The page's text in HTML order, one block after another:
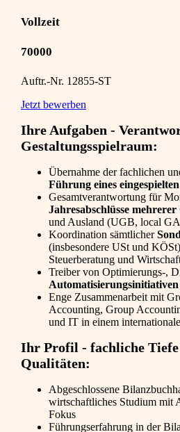
Vollzeit
70000
Auftr.-Nr. 12855-ST
Jetzt bewerben
Ihre Aufgaben -
Gestaltungsspielraum:
Übernahme der fachlichen
Führung eines
Gesamtverantwortung für
Jahresabschlüsse mehrerer
und Ausland (UGB, local
Koordination sämtlicher
(insbesondere USt und
Steuerberatung und
Treiber von Optimierungs-,
Automatisierungsinitiativen
Enge Zusammenarbeit mit
Accounting, Group
und IT in einem
Ihr Profil - fachliche
Qualitäten:
Abgeschlossene
wirtschaftliches Studium mit
Fokus
Führungserfahrung in der